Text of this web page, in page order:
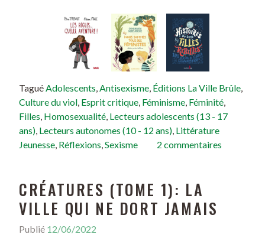
TaguéAdolescents,Antisexisme, Éditions La Ville Brûle,
Culture du viol, Esprit critique, Féminisme, Féminité,
Filles, Homosexualité, Lecteurs adolescents (13 - 17
ans), Lecteurs autonomes (10 - 12 ans), Littérature
Jeunesse, Réflexions,Sexisme 2 commentaires
CRÉATURES (TOME 1): LA
VILLE QUI NE DORT JAMAIS
Publié 12/06/2022